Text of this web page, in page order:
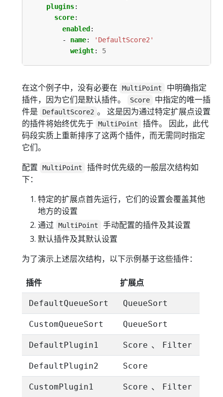
plugins:
score:
enabled :
- name:
'DefaultScore2'
weight: 5
在这个例子中，没有必要在 MultiPoint
中明确指定
插件，因为它们是默认插件。
Score
中指定的唯一插
件是
DefaultScore2 。 这是因为通过特定扩展点设置
的插件将始终优先于 MultiPoint
插件。 因此，此代
码段实质上重新排序了这两个插件，而无需同时指定
它们。
配置
MultiPoint
插件时优先级的一般层次结构如
下：
特定的扩展点首先运行，它们的设置会覆盖其他
地方的设置
通过
MultiPoint
手动配置的插件及其设置
默认插件及其默认设置
为了演示上述层次结构，以下示例基于这些插件：
插件 扩展点
DefaultQueueSort QueueSort
CustomQueueSort QueueSort
DefaultPlugin1 Score 、 Filter
DefaultPlugin2 Score
CustomPlugin1 Score 、 Filter